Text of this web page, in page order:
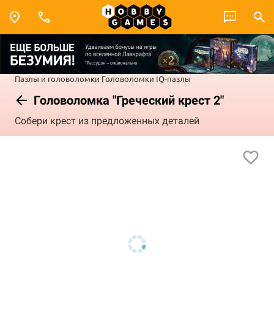
Пазлы и головоломки Головоломки IQ-пазлы
Головоломка "Греческий крест 2"
Собери крест из предложенных деталей